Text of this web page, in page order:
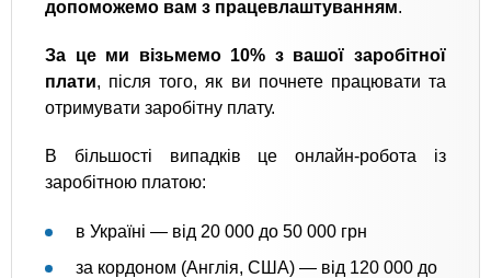
допоможемо вам з працевлаштуванням.
За це ми візьмемо 10% з вашої заробітної
плати, після того, як ви почнете працювати та
отримувати заробітну плату.
В більшості випадків це онлайн-робота із
заробітною платою:
в Україні — від 20 000 до 50 000 грн
за кордоном (Англія, США) — від 120 000 до